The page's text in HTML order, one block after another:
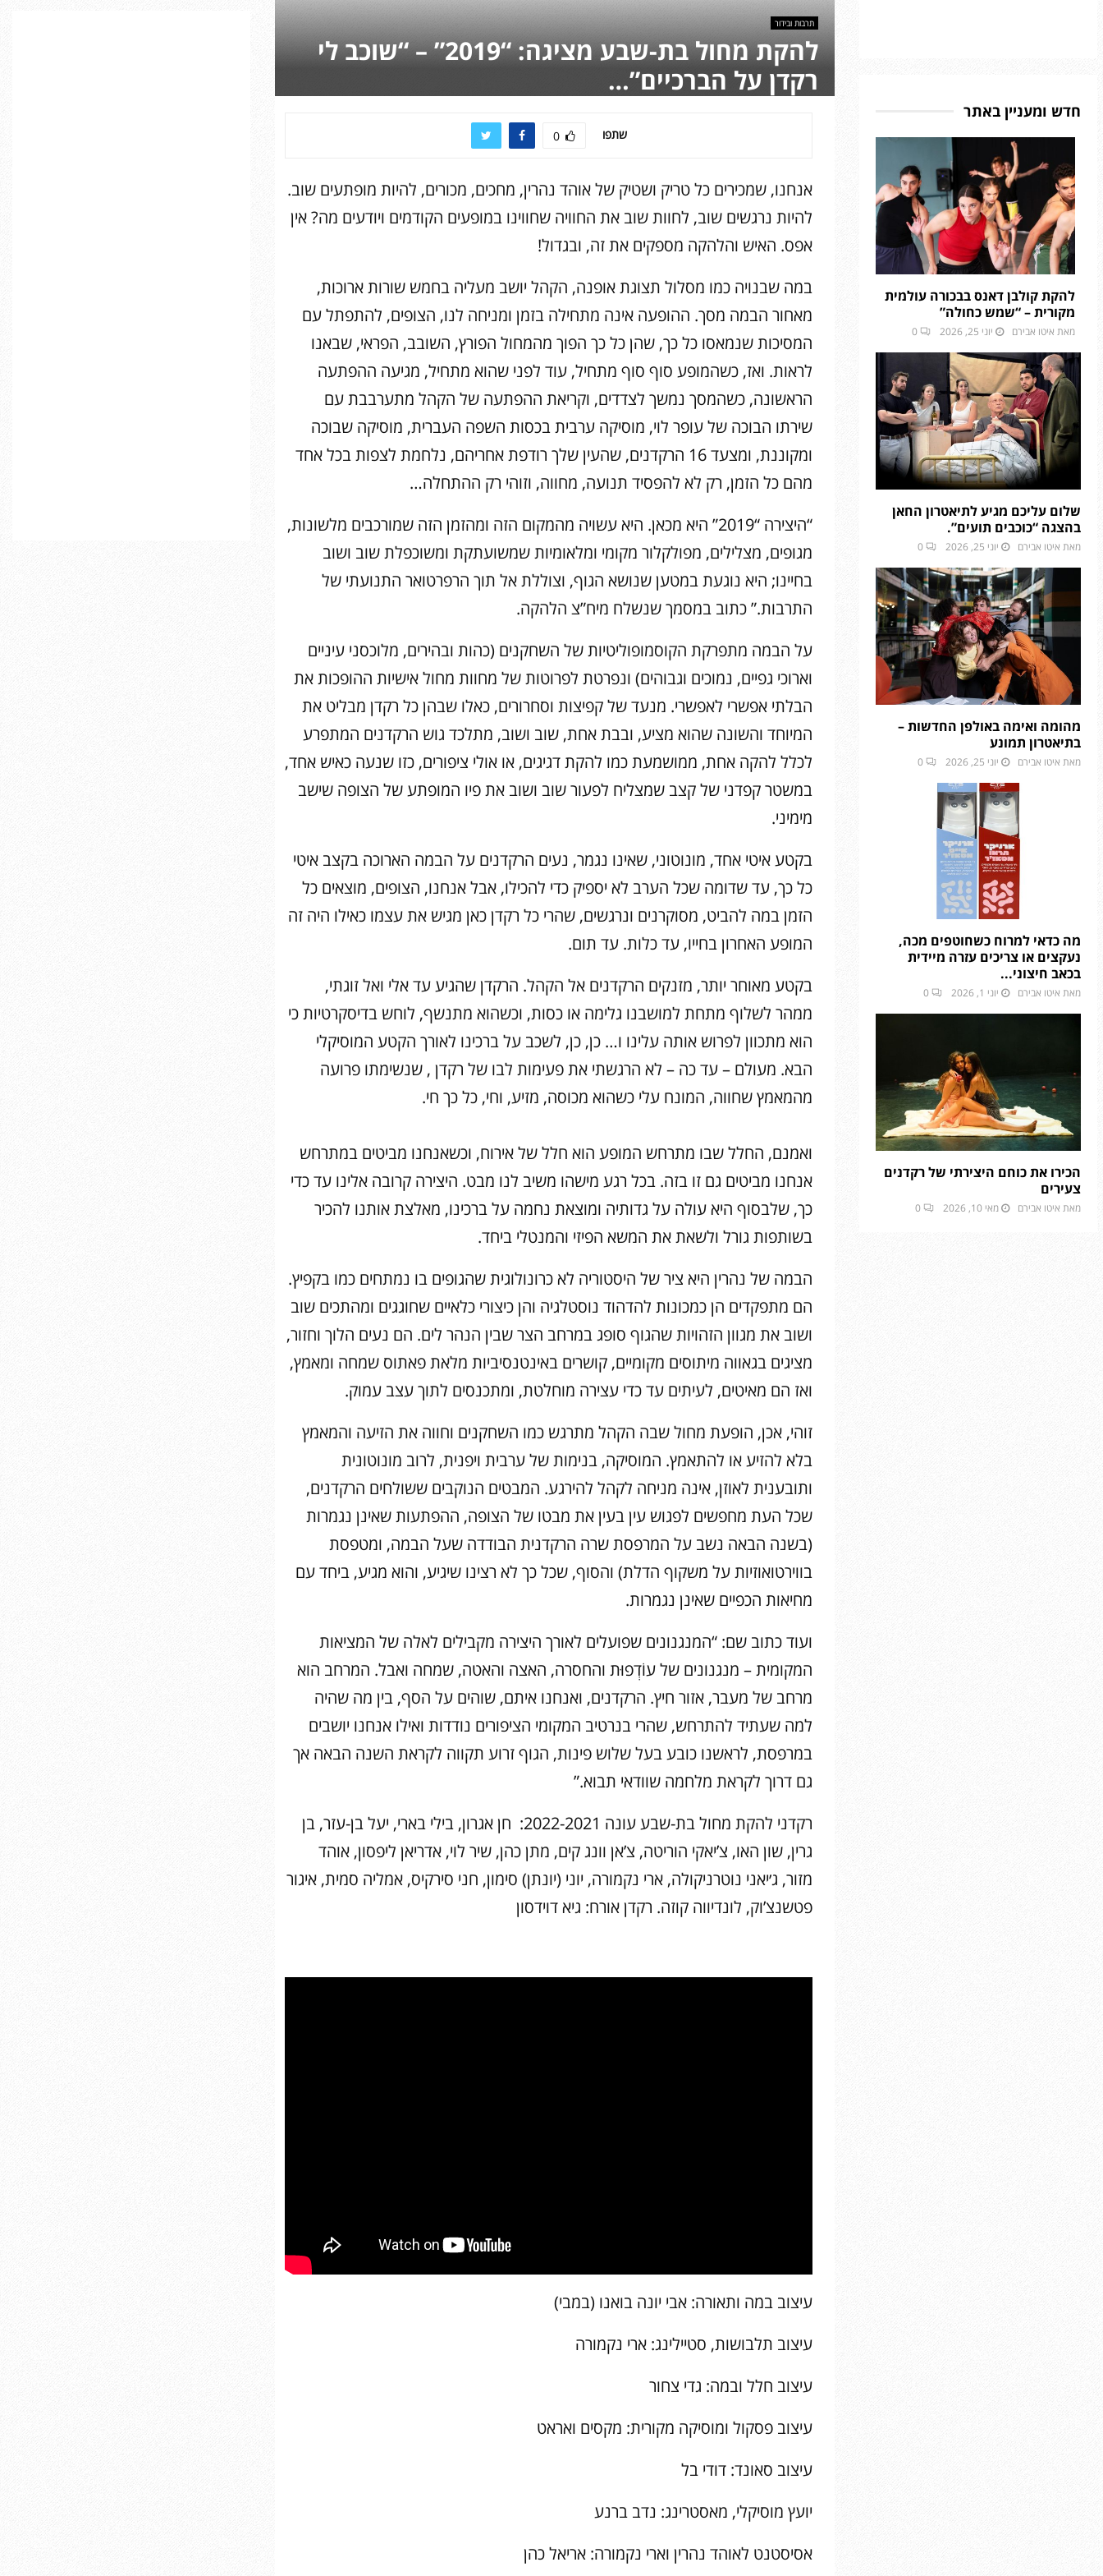
תרבות ובידור
להקת מחול בת-שבע מציגה: “2019” – “שוכב לי
רקדן על הברכיים”…
שתפו 0
אנחנו, שמכירים כל טריק ושטיק של אוהד נהרין, מחכים, מכורים, להיות מופתעים שוב.
להיות נרגשים שוב, לחוות שוב את החוויה שחווינו במופעים הקודמים ויודעים מה? אין
אפס. האיש והלהקה מספקים את זה, ובגדול!
במה שבנויה כמו מסלול תצוגת אופנה, הקהל יושב מעליה בחמש שורות ארוכות,
מאחור הבמה מסך. ההופעה אינה מתחילה בזמן ומניחה לנו, הצופים, להתפתל עם
המסיכות שנמאסו כל כך, שהן כל כך הפוך מהמחול הפורץ, השובב, הפראי, שבאנו
לראות. ואז, כשהמופע סוף סוף מתחיל, עוד לפני שהוא מתחיל, מגיעה ההפתעה
הראשונה, כשהמסך נמשך לצדדים, וקריאת ההפתעה של הקהל מתערבבת עם
שירתו הבוכה של עופר לוי, מוסיקה ערבית בכסות השפה העברית, מוסיקה שבוכה
ומקוננת, ומצעד 16 הרקדנים, שהעין שלך רודפת אחריהם, נלחמת לצפות בכל אחד
מהם כל הזמן, רק לא להפסיד תנועה, מחווה, וזוהי רק ההתחלה…
“היצירה “2019” היא מכאן. היא עשויה מהמקום הזה ומהזמן הזה שמורכבים מלשונות,
מגופים, מצלילים, מפולקלור מקומי ומלאומיות שמשועתקת ומשוכפלת שוב ושוב
בחיינו; היא נוגעת במטען שנושא הגוף, וצוללת אל תוך הרפרטואר התנועתי של
התרבות.” כתוב במסמך שנשלח מיח”צ הלהקה.
על הבמה מתפרקת הקוסמופוליטיות של השחקנים (כהות ובהירים, מלוכסני עיניים
וארוכי גפיים, נמוכים וגבוהים) ונפרטת לפרוטות של מחוות מחול אישיות ההופכות את
הבלתי אפשרי לאפשרי. מנעד של קפיצות וסחרורים, כאלו שבהן כל רקדן מבליט את
המיוחד והשונה שהוא מציע, ובבת אחת, שוב ושוב, מתלכד גוש הרקדנים המתפרע
לכלל להקה אחת, ממושמעת כמו להקת דגיגים, או אולי ציפורים, כזו שנעה כאיש אחד,
במשטר קפדני של קצב שמצליח לפעור שוב ושוב את פיו המופתע של הצופה שישב
מימיני.
בקטע איטי אחד, מונוטוני, שאינו נגמר, נעים הרקדנים על הבמה הארוכה בקצב איטי
כל כך, עד שדומה שכל הערב לא יספיק כדי להכילו, אבל אנחנו, הצופים, מוצאים כל
הזמן במה להביט, מסוקרנים ונרגשים, שהרי כל רקדן כאן מגיש את עצמו כאילו היה זה
המופע האחרון בחייו, עד כלות. עד תום.
בקטע מאוחר יותר, מזנקים הרקדנים אל הקהל. הרקדן שהגיע עד אלי ואל זוגתי,
ממהר לשלוף מתחת למושבנו גלימה או כסות, וכשהוא מתנשף, לוחש בדיסקרטיות כי
הוא מתכוון לפרוש אותה עלינו ו… כן, כן, לשכב על ברכינו לאורך הקטע המוסיקלי
הבא. מעולם – עד כה – לא הרגשתי את פעימות לבו של רקדן , שנשימתו פרועה
מהמאמץ שחווה, המונח עלי כשהוא מכוסה, מזיע, וחי, כל כך חי.
ואמנם, החלל שבו מתרחש המופע הוא חלל של אירוח, וכשאנחנו מביטים במתרחש
אנחנו מביטים גם זו בזה. בכל רגע מישהו משיב לנו מבט. היצירה קרובה אלינו עד כדי
כך, שלבסוף היא עולה על גדותיה ומוצאת נחמה על ברכינו, מאלצת אותנו להכיר
בשותפות גורל ולשאת את המשא הפיזי והמנטלי ביחד.
הבמה של נהרין היא ציר של היסטוריה לא כרונולוגית שהגופים בו נמתחים כמו בקפיץ.
הם מתפקדים הן כמכונות להדהוד נוסטלגיה והן כיצורי כלאיים שחוגגים ומהתכים שוב
ושוב את מגוון הזהויות שהגוף סופג במרחב הצר שבין הנהר לים. הם נעים הלוך וחזור,
מציגים בגאווה מיתוסים מקומיים, קושרים באינטנסיביות מלאת פאתוס שמחה ומאמץ,
ואז הם מאיטים, לעיתים עד כדי עצירה מוחלטת, ומתכנסים לתוך עצב עמוק.
זוהי, אכן, הופעת מחול שבה הקהל מתרגש כמו השחקנים וחווה את הזיעה והמאמץ
בלא להזיע או להתאמץ. המוסיקה, בנימות של ערבית ויפנית, לרוב מונוטונית
ותובענית לאוזן, אינה מניחה לקהל להירגע. המבטים הנוקבים ששולחים הרקדנים,
שכל העת מחפשים לפגוש עין בעין את מבטו של הצופה, ההפתעות שאינן נגמרות
(בשנה הבאה נשב על המרפסת שרה הרקדנית הבודדה שעל הבמה, ומטפסת
בווירטואוזיות על משקוף הדלת) והסוף, שכל כך לא רצינו שיגיע, והוא מגיע, ביחד עם
מחיאות הכפיים שאינן נגמרות.
ועוד כתוב שם: “המנגנונים שפועלים לאורך היצירה מקבילים לאלה של המציאות
המקומית – מנגנונים של עוֹדְפוּת והחסרה, האצה והאטה, שמחה ואבל. המרחב הוא
מרחב של מעבר, אזור חיץ. הרקדנים, ואנחנו איתם, שוהים על הסף, בין מה שהיה
למה שעתיד להתרחש, שהרי בנרטיב המקומי הציפורים נודדות ואילו אנחנו יושבים
במרפסת, לראשנו כובע בעל שלוש פינות, הגוף זרוע תקווה לקראת השנה הבאה אך
גם דרוך לקראת מלחמה שוודאי תבוא.”
רקדני להקת מחול בת-שבע עונה 2022-2021: חן אגרון, בילי בארי, יעל בן-עזר, בן
גרין, שון האו, צ’יאקי הוריטה, צ’אן וונג קים, מתן כהן, שיר לוי, אדריאן ליפסון, אוהד
מזור, ג׳יאני נוטרניקולה, ארי נקמורה, יוני (יונתן) סימון, חני סירקיס, אמליה סמית, איגור
פטשנצ’וק, לונדיווה קוזה. רקדן אורח: גיא דוידסון
עיצוב במה ותאורה: אבי יונה בואנו (במבי)
עיצוב תלבושות, סטיילינג: ארי נקמורה
עיצוב חלל ובמה: גדי צחור
עיצוב פסקול ומוסיקה מקורית: מקסים ואראט
עיצוב סאונד: דודי בל
יועץ מוסיקלי, מאסטרינג: נדב ברנע
אסיסטנט לאוהד נהרין וארי נקמורה: אריאל כהן
חדש ומעניין באתר
להקת קולבן דאנס בבכורה עולמית
מקורית – “שמש כחולה”
מאת איטו אבירם יוני 25, 2026 0
שלום עליכם מגיע לתיאטרון החאן
בהצגה “כוכבים תועים”.
מאת איטו אבירם יוני 25, 2026 0
מהומה ואימה באולפן החדשות –
בתיאטרון תמונע
מאת איטו אבירם יוני 25, 2026 0
מה כדאי למרוח כשחוטפים מכה,
נעקצים או צריכים עזרה מיידית
בכאב חיצוני...
מאת איטו אבירם יוני 1, 2026 0
הכירו את כוחם היצירתי של רקדנים
צעירים
מאת איטו אבירם מאי 10, 2026 0